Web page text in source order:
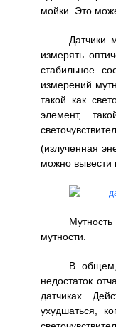
мойки. Это
Датчики
измерять
стабильное
измерений
такой как
элемент,
(излученная
можно вывести
мутности.
В общем,
недостаток
датчиках.
ухудшаться,